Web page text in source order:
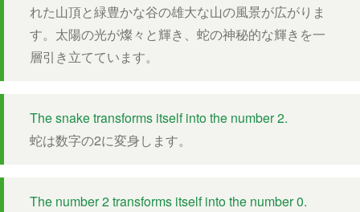
れた山頂と緑豊かな谷の雄大な山の風景が広がりま
す。太陽の光が燦々と輝き、蛇の神秘的な輝きを一
層引き立てています。
The snake transforms itself into the number 2.
蛇は数字の2に変身します。
The number 2 transforms itself into the number 0.